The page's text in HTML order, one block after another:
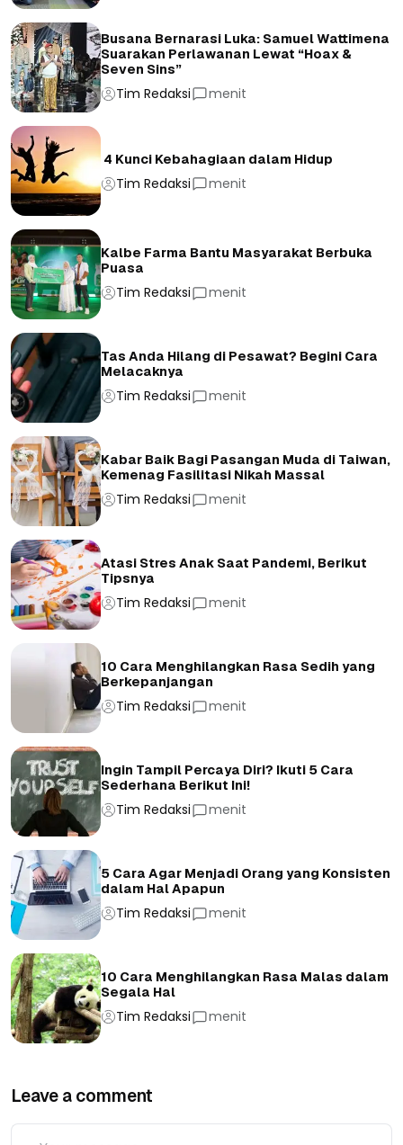
Busana Bernarasi Luka: Samuel Wattimena
Suarakan Perlawanan Lewat “Hoax &
Seven Sins”
Tim Redaksi menit
4 Kunci Kebahagiaan dalam Hidup
Tim Redaksi menit
Kalbe Farma Bantu Masyarakat Berbuka
Puasa
Tim Redaksi menit
Tas Anda Hilang di Pesawat? Begini Cara
Melacaknya
Tim Redaksi menit
Kabar Baik Bagi Pasangan Muda di Taiwan,
Kemenag Fasilitasi Nikah Massal
Tim Redaksi menit
Atasi Stres Anak Saat Pandemi, Berikut
Tipsnya
Tim Redaksi menit
10 Cara Menghilangkan Rasa Sedih yang
Berkepanjangan
Tim Redaksi menit
Ingin Tampil Percaya Diri? Ikuti 5 Cara
Sederhana Berikut Ini!
Tim Redaksi menit
5 Cara Agar Menjadi Orang yang Konsisten
dalam Hal Apapun
Tim Redaksi menit
10 Cara Menghilangkan Rasa Malas dalam
Segala Hal
Tim Redaksi menit
Leave a comment